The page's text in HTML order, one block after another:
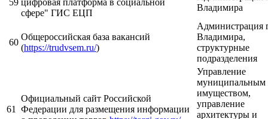
сфере" ГИС ЕЦП
Владимира
60
Общероссийская база вакансий
(https://trudvsem.ru/)
Администрация
Владимира,
структурные
подразделения
61
Официальный сайт Российской
Федерации для размещения информации
Управление
муниципальным
имуществом,
управление
архитектуры и